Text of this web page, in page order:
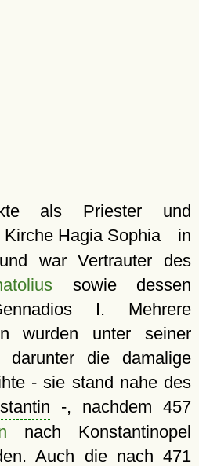
als Priester und
Kirche Hagia Sophiain
war Vertrauter des
sowie dessen
I. Mehrere
wurden unter seiner
darunter die damalige
- sie stand nahe des
-, nachdem 457
nach Konstantinopel
Auch die nach 471